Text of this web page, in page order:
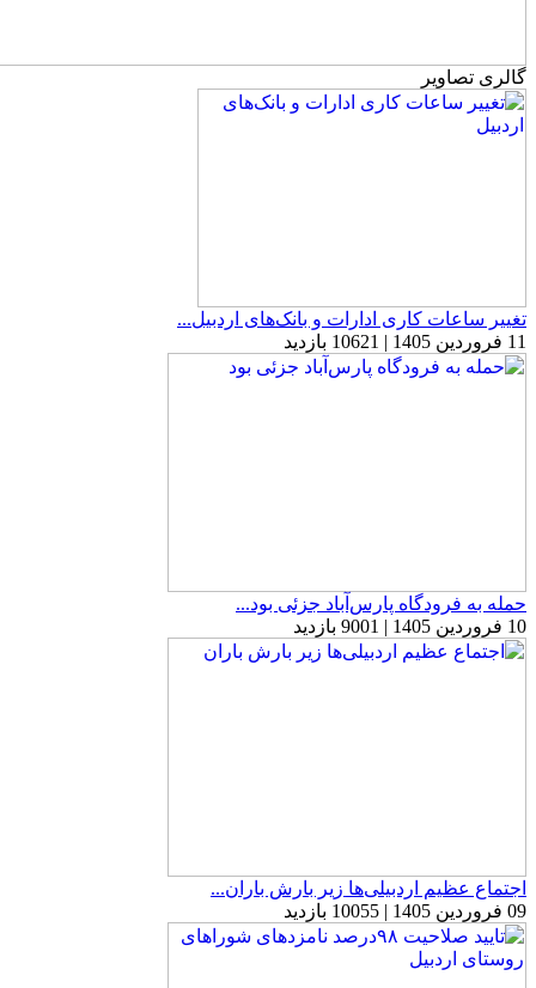
گالری تصاویر
تغییر ساعات کاری ادارات و بانک‌های اردبیل...
11 فروردین 1405 | 10621 بازدید
حمله به فرودگاه پارس‌‌آباد جزئی بود...
10 فروردین 1405 | 9001 بازدید
اجتماع عظیم اردبیلی‌ها زیر بارش باران...
09 فروردین 1405 | 10055 بازدید